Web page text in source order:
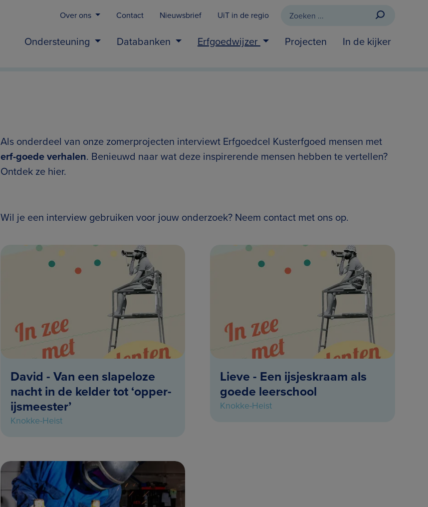
Over ons Contact Nieuwsbrief UiT in de regio
Ondersteuning Databanken Erfgoedwijzer Projecten In de kijker
Als onderdeel van onze zomerprojecten interviewt Erfgoedcel Kusterfgoed mensen met
erf-goede verhalen. Benieuwd naar wat deze inspirerende mensen hebben te vertellen?
Ontdek ze hier.
Wil je een interview gebruiken voor jouw onderzoek? Neem contact met ons op.
David - Van een slapeloze
nacht in de kelder tot ‘opper-
ijsmeester’
Knokke-Heist
Lieve - Een ijsjeskraam als
goede leerschool
Knokke-Heist